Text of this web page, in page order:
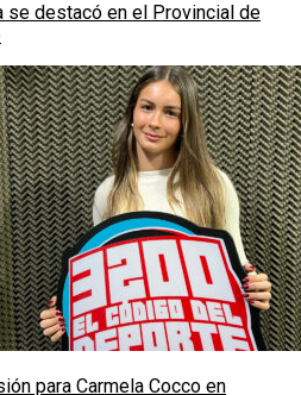
se destacó en el Provincial de
para Carmela Cocco en